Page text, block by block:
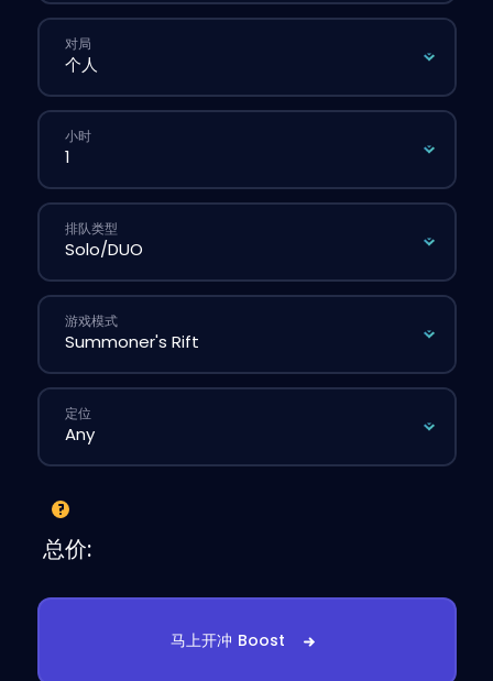
对局
小时
排队类型
游戏模式
定位
总价:
马上开冲 Boost